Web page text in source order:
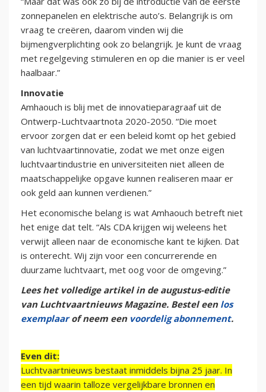
zonnepanelen en elektrische auto’s. Belangrijk is om
vraag te creëren, daarom vinden wij die
bijmengverplichting ook zo belangrijk. Je kunt de vraag
met regelgeving stimuleren en op die manier is er veel
haalbaar.”
Innovatie
Amhaouch is blij met de innovatieparagraaf uit de
Ontwerp-Luchtvaartnota 2020-2050. “Die moet
ervoor zorgen dat er een beleid komt op het gebied
van luchtvaartinnovatie, zodat we met onze eigen
luchtvaartindustrie en universiteiten niet alleen de
maatschappelijke opgave kunnen realiseren maar er
ook geld aan kunnen verdienen.”
Het economische belang is wat Amhaouch betreft niet
het enige dat telt. “Als CDA krijgen wij weleens het
verwijt alleen naar de economische kant te kijken. Dat
is onterecht. Wij zijn voor een concurrerende en
duurzame luchtvaart, met oog voor de omgeving.”
Lees het volledige artikel in de augustus-editie
van Luchtvaartnieuws Magazine. Bestel een los
exemplaarof neem een voordelig abonnement.
Even dit:
Luchtvaartnieuws bestaat inmiddels bijna 25 jaar. In
een tijd waarin talloze vergelijkbare bronnen en